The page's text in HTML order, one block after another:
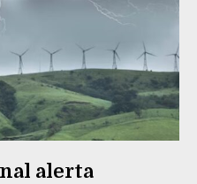
alerta